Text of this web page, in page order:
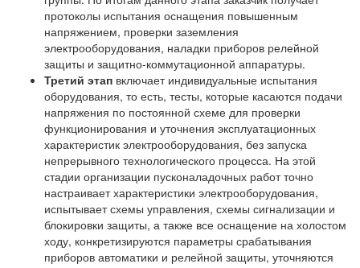
протоколы испытания оснащения повышенным
напряжением, проверки заземления
электрооборудования, наладки приборов релейной
защиты и защитно-коммутационной аппаратуры.
Третий этап включает индивидуальные испытания
оборудования, то есть, тесты, которые касаются подачи
напряжения по постоянной схеме для проверки
функционирования и уточнения эксплуатационных
характеристик электрооборудования, без запуска
непрерывного технологического процесса. На этой
стадии организации пусконаладочных работ точно
настраивает характеристики электрооборудования,
испытывает схемы управления, схемы сигнализации и
блокировки защиты, а также все оснащение на холостом
ходу, конкретизируются параметры срабатывания
приборов автоматики и релейной защиты, уточняются